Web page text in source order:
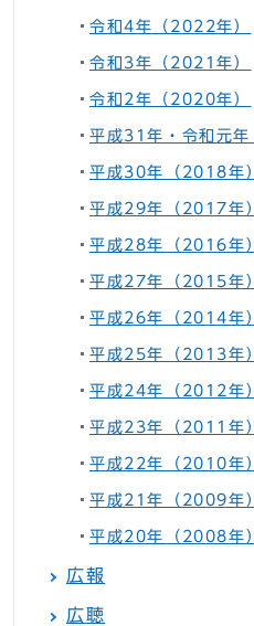
令和4年（2022年）
令和3年（2021年）
令和2年（2020年）
平成31年・令和元年
平成30年（2018年
平成29年（2017年
平成28年（2016年
平成27年（2015年
平成26年（2014年
平成25年（2013年
平成24年（2012年
平成23年（2011年
平成22年（2010年
平成21年（2009年
平成20年（2008年
広報
広聴